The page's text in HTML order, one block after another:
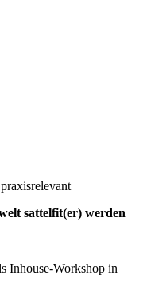
sattelfit(er) werden
Inhouse-Workshop in